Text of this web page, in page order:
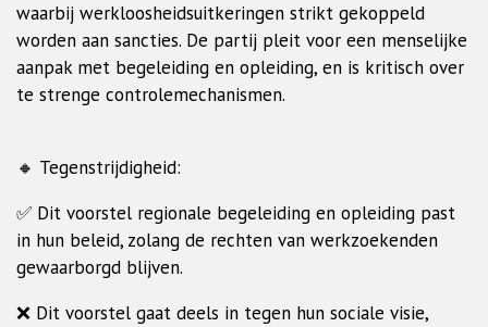
waarbij werkloosheidsuitkeringen strikt gekoppeld
worden aan sancties. De partij pleit voor een menselijke
aanpak met begeleiding en opleiding, en is kritisch over
te strenge controlemechanismen.
🔸 Tegenstrijdigheid:
✅ Dit voorstel regionale begeleiding en opleiding past
in hun beleid, zolang de rechten van werkzoekenden
gewaarborgd blijven.
❌ Dit voorstel gaat deels in tegen hun sociale visie,